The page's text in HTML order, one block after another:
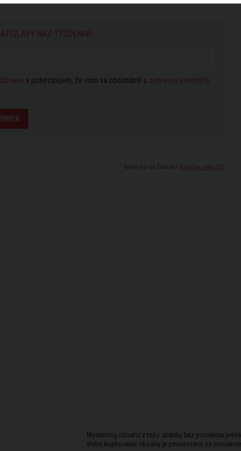
RAZ TÝŽDENNE:
a potvrdzujem, že som sa oboznámil s ochranou osobných
Máte tip na článok? Napíšte nám TU
Monitoring obsahu z tejto stránky bez povolenia
alebo kopírovanie obsahu je považované za